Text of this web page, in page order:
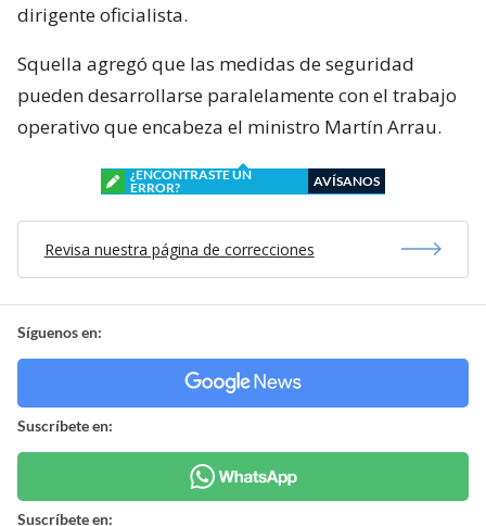
dirigente oficialista.
Squella agregó que las medidas de seguridad
pueden desarrollarse paralelamente con el trabajo
operativo que encabeza el ministro Martín Arrau.
¿ENCONTRASTE UN
ERROR?
AVÍSANOS
Revisa nuestra página de correcciones
Síguenos en:
Suscríbete en:
Suscríbete en: